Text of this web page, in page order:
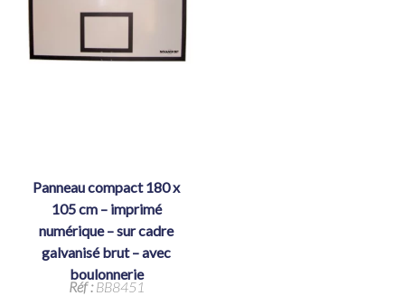
panneau compact 180 x
105 cm – imprimé
numérique – sur cadre
galvanisé brut – avec
boulonnerie
Réf :BB8451